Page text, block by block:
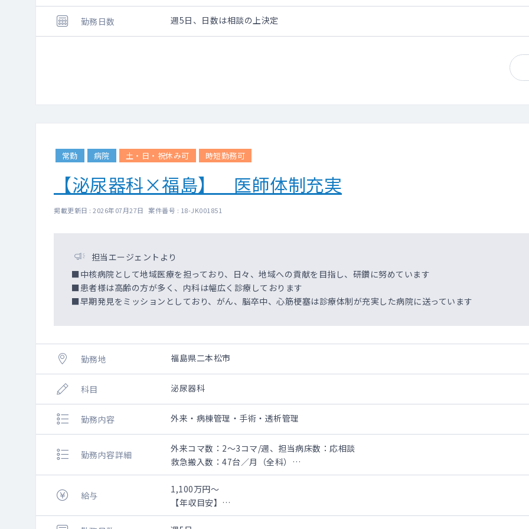
勤務日数 週5日、日数は相談の上決定
常勤 病院 土・日・祝休み可 時短勤務可
【泌尿器科×福島】 医師体制充実
掲載更新日 : 2026年07月27日 案件番号 : 18-JK001851
担当エージェントより
■中核病院として地域医療を担っており、日々、地域への貢献を目指し、研鑽に努めています
■患者様は高齢の方が多く、内科は幅広く診療しております
■早期発見をミッションとしており、がん、脳卒中、心筋梗塞は診療体制が充実した病院に送っています
勤務地 福島県二本松市
科目 泌尿器科
勤務内容 外来・病棟管理・手術・透析管理
勤務内容詳細
外来コマ数：2～3コマ/週、担当病床数：応相談
救急搬入数：47台／月（全科）
外来・病棟管理・救急対応・透析管理・オペのご勤務です。
詳しい勤務内容は相談のうえ、決定します。
●外来
給与
1,100万円～
【年収目安】
医師10年目：約11,739,022円